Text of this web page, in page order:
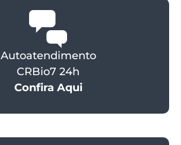
Autoatendimento
CRBio7 24h
Confira Aqui